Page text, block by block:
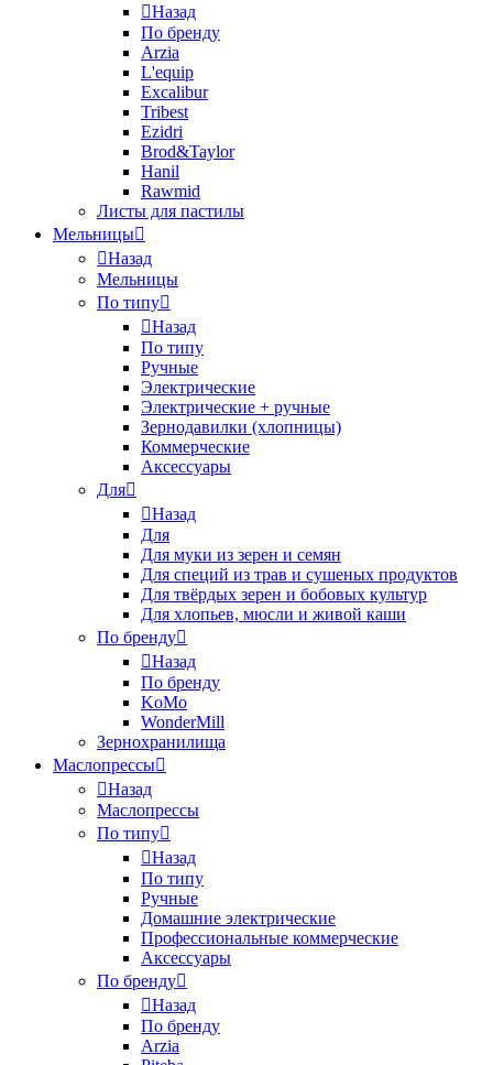
Назад
По бренду
Arzia
L'equip
Excalibur
Tribest
Ezidri
Brod&Taylor
Hanil
Rawmid
Листы для пастилы
Мельницы
Назад
Мельницы
По типу
Назад
По типу
Ручные
Электрические
Электрические + ручные
Зернодавилки (хлопницы)
Коммерческие
Аксессуары
Для
Назад
Для
Для муки из зерен и семян
Для специй из трав и сушеных продуктов
Для твёрдых зерен и бобовых культур
Для хлопьев, мюсли и живой каши
По бренду
Назад
По бренду
KoMo
WonderMill
Зернохранилища
Маслопрессы
Назад
Маслопрессы
По типу
Назад
По типу
Ручные
Домашние электрические
Профессиональные коммерческие
Аксессуары
По бренду
Назад
По бренду
Arzia